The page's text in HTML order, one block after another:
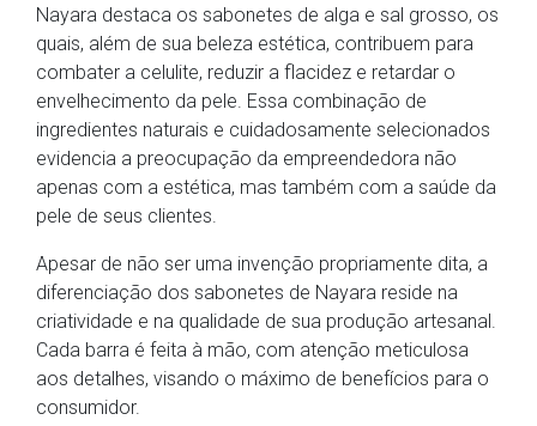
Nayara destaca os sabonetes de alga e sal grosso, os
quais, além de sua beleza estética, contribuem para
combater a celulite, reduzir a flacidez e retardar o
envelhecimento da pele. Essa combinação de
ingredientes naturais e cuidadosamente selecionados
evidencia a preocupação da empreendedora não
apenas com a estética, mas também com a saúde da
pele de seus clientes.
Apesar de não ser uma invenção propriamente dita, a
diferenciação dos sabonetes de Nayara reside na
criatividade e na qualidade de sua produção artesanal.
Cada barra é feita à mão, com atenção meticulosa
aos detalhes, visando o máximo de benefícios para o
consumidor.